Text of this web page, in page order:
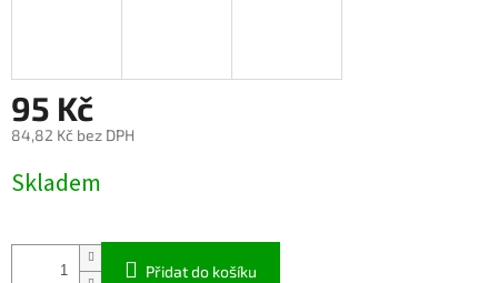
95 Kč
84,82 Kč bez DPH
cena:
Skladem
Přidat do košíku